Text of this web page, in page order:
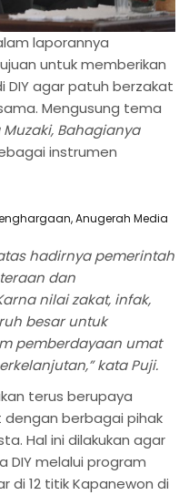
laporannya
untuk memberikan
agar patuh berzakat
Mengusung tema
Bahagianya
instrumen
Anugerah Media
hadirnya pemerintah
dan
nilai zakat, infak,
besar untuk
pemberdayaan umat
kata Puji.
terus berupaya
berbagai pihak
Hal ini dilakukan agar
melalui program
di 12 titik Kapanewon di